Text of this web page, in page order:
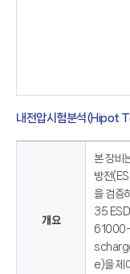
내전압시험분석(Hipot
개요
본 장비
방전
을 검증
35
61000-
e)을 제